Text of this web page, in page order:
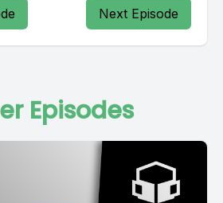
Next Episode
Episodes